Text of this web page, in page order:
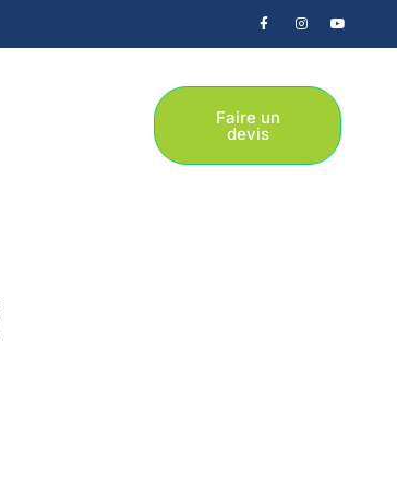
Faire un
devis